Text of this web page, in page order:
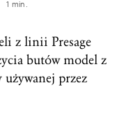
1 min.
z linii Presage
butów model z
przez